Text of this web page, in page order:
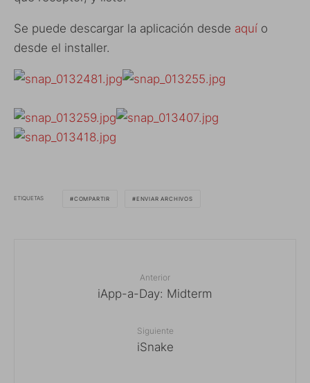
Se puede descargar la aplicación desde aquí o
desde el installer.
ETIQUETAS COMPARTIR ENVIAR ARCHIVOS
Anterior
iApp-a-Day: Midterm
Siguiente
iSnake